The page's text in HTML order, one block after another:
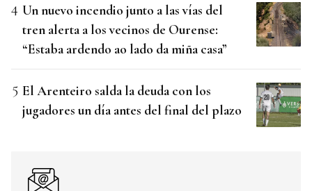
Un nuevo incendio junto a las vías del
tren alerta a los vecinos de Ourense:
“Estaba ardendo ao lado da miña casa”
El Arenteiro salda la deuda con los
jugadores un día antes del final del plazo